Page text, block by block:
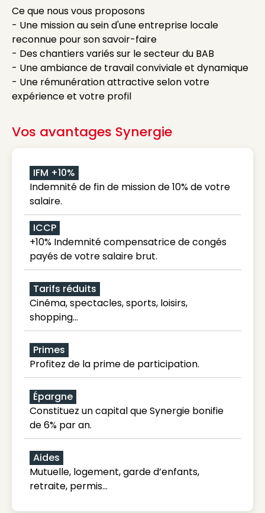
Ce que nous vous proposons
- Une mission au sein d'une entreprise locale
reconnue pour son savoir-faire
- Des chantiers variés sur le secteur du BAB
- Une ambiance de travail conviviale et dynamique
- Une rémunération attractive selon votre
expérience et votre profil
Vos avantages Synergie
IFM +10%
Indemnité de fin de mission de 10% de votre
salaire.
ICCP
+10% Indemnité compensatrice de congés
payés de votre salaire brut.
Tarifs réduits
Cinéma, spectacles, sports, loisirs,
shopping...
Primes
Profitez de la prime de participation.
Épargne
Constituez un capital que Synergie bonifie
de 6% par an.
Aides
Mutuelle, logement, garde d’enfants,
retraite, permis…